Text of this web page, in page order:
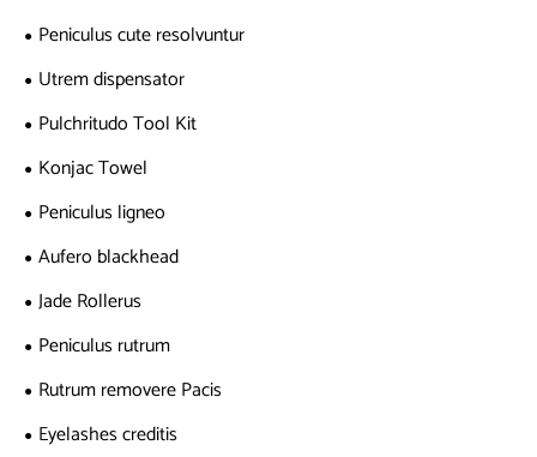
Peniculus cute resolvuntur
Utrem dispensator
Pulchritudo Tool Kit
Konjac Towel
Peniculus ligneo
Aufero blackhead
Jade Rollerus
Peniculus rutrum
Rutrum removere Pacis
Eyelashes creditis